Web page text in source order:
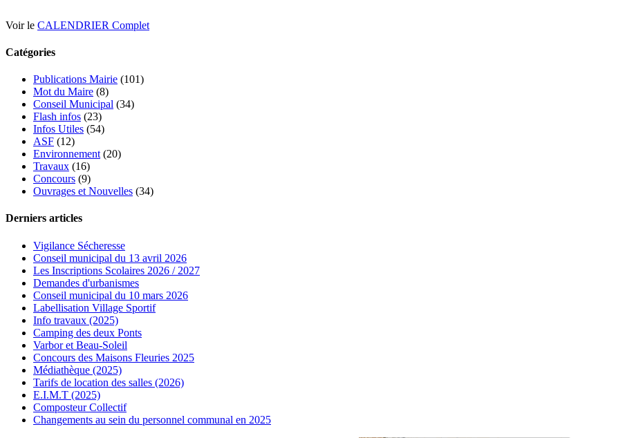
Voir le CALENDRIER Complet
Catégories
Publications Mairie (101)
Mot du Maire (8)
Conseil Municipal (34)
Flash infos (23)
Infos Utiles (54)
ASF (12)
Environnement (20)
Travaux (16)
Concours (9)
Ouvrages et Nouvelles (34)
Derniers articles
Vigilance Sécheresse
Conseil municipal du 13 avril 2026
Les Inscriptions Scolaires 2026 / 2027
Demandes d'urbanismes
Conseil municipal du 10 mars 2026
Labellisation Village Sportif
Info travaux (2025)
Camping des deux Ponts
Varbor et Beau-Soleil
Concours des Maisons Fleuries 2025
Médiathèque (2025)
Tarifs de location des salles (2026)
E.I.M.T (2025)
Composteur Collectif
Changements au sein du personnel communal en 2025